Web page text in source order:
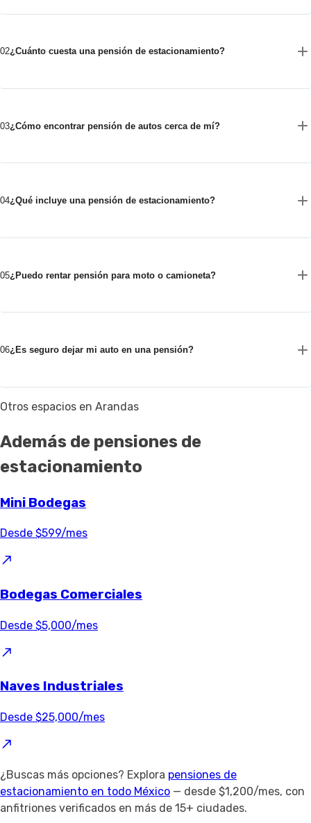
02¿Cuánto cuesta una pensión de estacionamiento?
03¿Cómo encontrar pensión de autos cerca de mí?
04¿Qué incluye una pensión de estacionamiento?
05¿Puedo rentar pensión para moto o camioneta?
06¿Es seguro dejar mi auto en una pensión?
Otros espacios en Arandas
Además de pensiones de
estacionamiento
Mini Bodegas
Desde $599/mes
Bodegas Comerciales
Desde $5,000/mes
Naves Industriales
Desde $25,000/mes
¿Buscas más opciones? Explora pensiones de
estacionamiento en todo México — desde $1,200/mes, con
anfitriones verificados en más de 15+ ciudades.